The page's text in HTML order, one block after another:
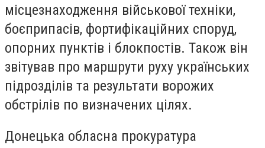
місцезнаходження військової техніки,
боєприпасів, фортифікаційних споруд,
опорних пунктів і блокпостів. Також він
звітував про маршрути руху українських
підрозділів та результати ворожих
обстрілів по визначених цілях.
Донецька обласна прокуратура